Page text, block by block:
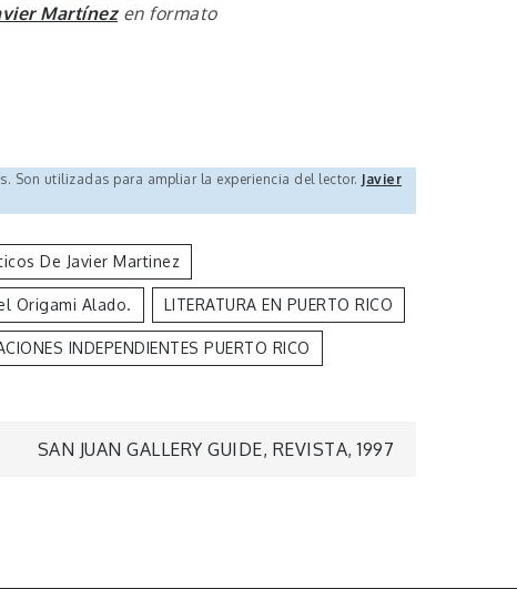
Martínezen formato
Son utilizadas para ampliar la experiencia del lector. Javier
De Javier Martinez
Origami Alado. LITERATURA EN PUERTO RICO
INDEPENDIENTES PUERTO RICO
SAN JUAN GALLERY GUIDE, REVISTA, 1997